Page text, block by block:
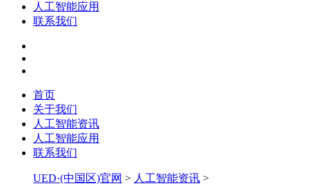
人工智能应用
联系我们
首页
关于我们
人工智能资讯
人工智能应用
联系我们
UED·(中国区)官网 > 人工智能资讯 >